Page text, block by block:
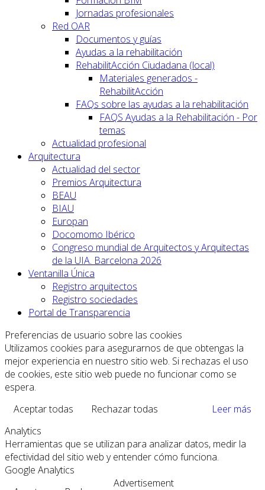
Jornadas profesionales
Red OAR
Documentos y guías
Ayudas a la rehabilitación
RehabilitAcción Ciudadana (local)
Materiales generados -
RehabilitAcción
FAQs sobre las ayudas a la rehabilitación
FAQS Ayudas a la Rehabilitación - Por
temas
Actualidad profesional
Arquitectura
Actualidad del sector
Premios Arquitectura
BEAU
BIAU
Europan
Docomomo Ibérico
Congreso mundial de Arquitectos y Arquitectas
de la UIA. Barcelona 2026
Ventanilla Única
Registro arquitectos
Registro sociedades
Portal de Transparencia
Preferencias de usuario sobre las cookies
Utilizamos cookies para asegurarnos de que obtengas la
mejor experiencia en nuestro sitio web. Si rechazas el uso
de cookies, este sitio web puede no funcionar como se
espera.
Aceptar todas
Rechazar todas
Leer más
Analytics
Herramientas que se utilizan para analizar datos, medir la
efectividad del sitio web y entender cómo funciona.
Google Analytics
Advertisement